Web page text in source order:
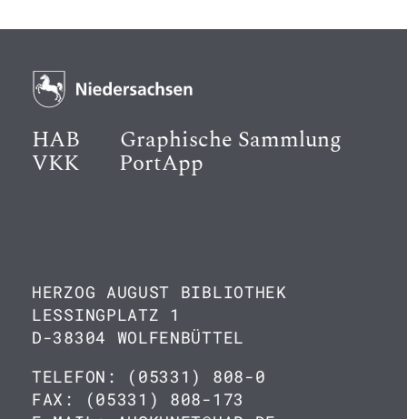
HAB Graphische Sammlung
VKK PortApp
HERZOG AUGUST BIBLIOTHEK
LESSINGPLATZ 1
D-38304 WOLFENBÜTTEL
TELEFON: (05331) 808-0
FAX: (05331) 808-173